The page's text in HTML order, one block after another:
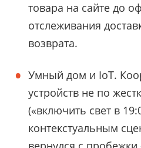
товара на сайте до
отслеживания
возврата.
Умный дом и IoT.
устройств не по
(«включить свет в
контекстуальным